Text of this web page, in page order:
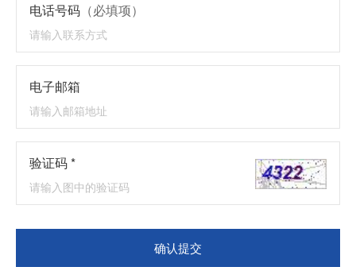
电话号码 （必填项）
电子邮箱
验证码 *
确认提交